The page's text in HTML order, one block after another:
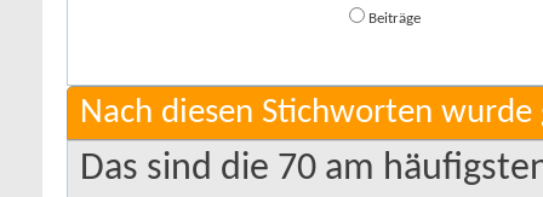
Beiträge
Nach diesen Stichworten wurde
Das sind die 70 am